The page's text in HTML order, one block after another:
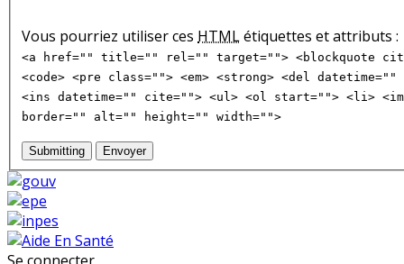
Vous pourriez utiliser ces HTMLétiquettes et attributs :
<a href="" title="" rel="" target=""> <blockquote
<code> <pre class=""> <em> <strong> <del
<ins datetime="" cite=""> <ul> <ol start=""> <li>
border="" alt="" height="" width="">
Submitting Envoyer